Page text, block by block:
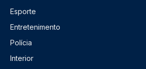
Esporte
Entretenimento
Polícia
Interior